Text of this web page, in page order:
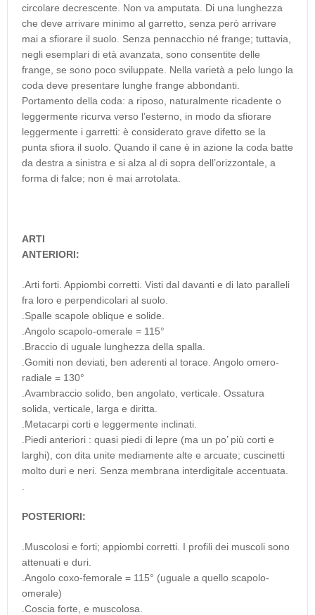
circolare decrescente. Non va amputata. Di una lunghezza
che deve arrivare minimo al garretto, senza però arrivare
mai a sfiorare il suolo. Senza pennacchio né frange; tuttavia,
negli esemplari di età avanzata, sono consentite delle
frange, se sono poco sviluppate. Nella varietà a pelo lungo la
coda deve presentare lunghe frange abbondanti.
Portamento della coda: a riposo, naturalmente ricadente o
leggermente ricurva verso l’esterno, in modo da sfiorare
leggermente i garretti: è considerato grave difetto se la
punta sfiora il suolo. Quando il cane è in azione la coda batte
da destra a sinistra e si alza al di sopra dell’orizzontale, a
forma di falce; non è mai arrotolata.
ARTI
ANTERIORI:
.Arti forti. Appiombi corretti. Visti dal davanti e di lato paralleli
fra loro e perpendicolari al suolo.
.Spalle scapole oblique e solide.
.Angolo scapolo-omerale = 115°
.Braccio di uguale lunghezza della spalla.
.Gomiti non deviati, ben aderenti al torace. Angolo omero-
radiale = 130°
.Avambraccio solido, ben angolato, verticale. Ossatura
solida, verticale, larga e diritta.
.Metacarpi corti e leggermente inclinati.
.Piedi anteriori : quasi piedi di lepre (ma un po’ più corti e
larghi), con dita unite mediamente alte e arcuate; cuscinetti
molto duri e neri. Senza membrana interdigitale accentuata.
POSTERIORI:
.Muscolosi e forti; appiombi corretti. I profili dei muscoli sono
attenuati e duri.
.Angolo coxo-femorale = 115° (uguale a quello scapolo-
omerale)
.Coscia forte, e muscolosa.